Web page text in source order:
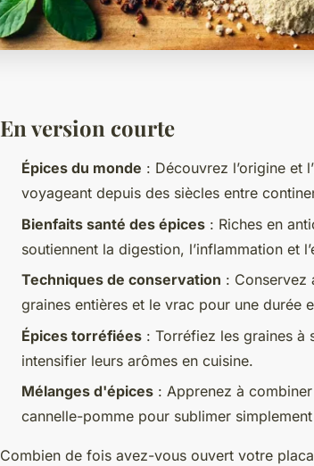
En version courte
Épices du monde : Découvrez l’origine et
voyageant depuis des siècles entre
Bienfaits santé des épices : Riches en
soutiennent la digestion, l’inflammation et
Techniques de conservation : Conservez
graines entières et le vrac pour une durée
Épices torréfiées : Torréfiez les graines à
intensifier leurs arômes en cuisine.
Mélanges d'épices : Apprenez à
cannelle-pomme pour sublimer
Combien de fois avez-vous ouvert votre